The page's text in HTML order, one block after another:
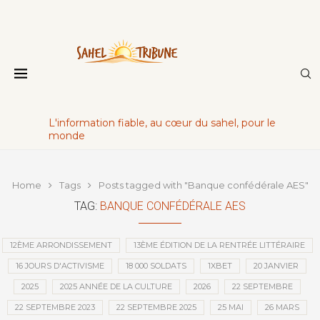
L'information fiable, au cœur du sahel, pour le
monde
Home Tags Posts tagged with "Banque confédérale AES"
TAG: BANQUE CONFÉDÉRALE AES
12ÈME ARRONDISSEMENT 13ÈME ÉDITION DE LA RENTRÉE LITTÉRAIRE
16 JOURS D'ACTIVISME 18 000 SOLDATS 1XBET 20 JANVIER
2025 2025 ANNÉE DE LA CULTURE 2026 22 SEPTEMBRE
22 SEPTEMBRE 2023 22 SEPTEMBRE 2025 25 MAI 26 MARS